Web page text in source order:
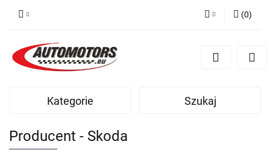
Zarejestruj się
(0)
Kategorie Szukaj
Producent - Skoda